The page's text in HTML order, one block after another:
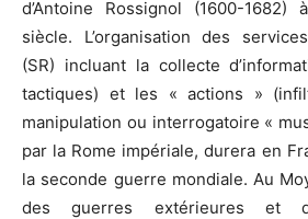
d’Antoine Rossignol (1600-
siècle. L’organisation des
(SR) incluant la collecte
tactiques) et les « actions »
manipulation ou interrogatoire «
par la Rome impériale, durera en
la seconde guerre mondiale. Au
des guerres extérieures et